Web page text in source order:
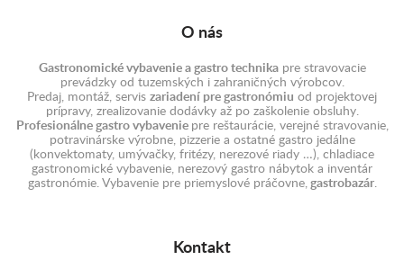
O nás
Gastronomické vybavenie a gastro technikapre stravovacie
prevádzky od tuzemských i zahraničných výrobcov.
Predaj, montáž, servis zariadení pre gastronómiu od projektovej
prípravy, zrealizovanie dodávky až po zaškolenie obsluhy.
Profesionálne gastro vybavenie pre reštaurácie, verejné stravovanie,
potravinárske výrobne, pizzerie a ostatné gastro jedálne
(konvektomaty, umývačky, fritézy, nerezové riady …), chladiace
gastronomické vybavenie, nerezový gastro nábytok a inventár
gastronómie. Vybavenie pre priemyslové práčovne, gastrobazár.
Kontakt